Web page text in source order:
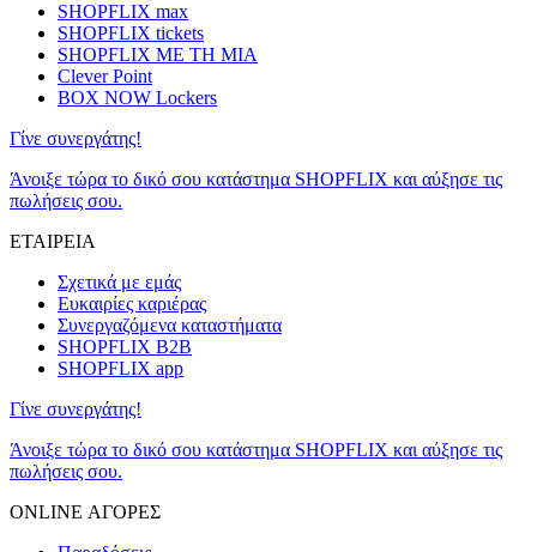
SHOPFLIX max
SHOPFLIX tickets
SHOPFLIX ΜΕ ΤΗ ΜΙΑ
Clever Point
BOX NOW Lockers
Γίνε συνεργάτης!
Άνοιξε τώρα το δικό σου κατάστημα SHOPFLIX και αύξησε τις
πωλήσεις σου.
ΕΤΑΙΡΕΙΑ
Σχετικά με εμάς
Ευκαιρίες καριέρας
Συνεργαζόμενα καταστήματα
SHOPFLIX B2B
SHOPFLIX app
Γίνε συνεργάτης!
Άνοιξε τώρα το δικό σου κατάστημα SHOPFLIX και αύξησε τις
πωλήσεις σου.
ONLINE ΑΓΟΡΕΣ